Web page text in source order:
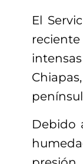
El
Debido